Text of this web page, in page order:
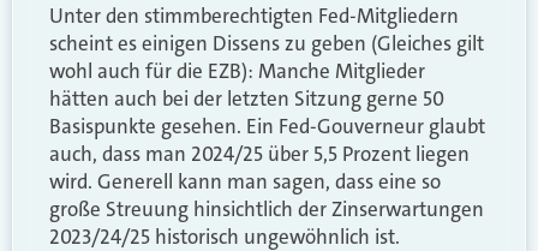
Unter den stimmberechtigten Fed-Mitgliedern
scheint es einigen Dissens zu geben (Gleiches gilt
wohl auch für die EZB): Manche Mitglieder
hätten auch bei der letzten Sitzung gerne 50
Basispunkte gesehen. Ein Fed-Gouverneur glaubt
auch, dass man 2024/25 über 5,5 Prozent liegen
wird. Generell kann man sagen, dass eine so
große Streuung hinsichtlich der Zinserwartungen
2023/24/25 historisch ungewöhnlich ist.